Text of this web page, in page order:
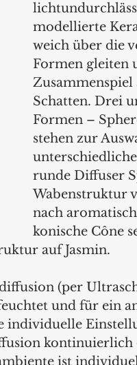
modellierte
weich über die
Formen gleiten
Schatten. Drei
Formen –
stehen zur
runde Diffuser
Wabenstruktur
nach
konische Cône
auf Jasmin.
(per
und für ein
individuelle
kontinuierlich
ist